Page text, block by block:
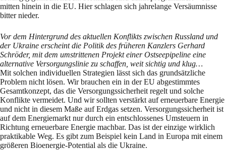
mitten hinein in die EU. Hier schlagen sich jahrelange Versäumnisse
bitter nieder.
Vor dem Hintergrund des aktuellen Konflikts zwischen Russland und
der Ukraine erscheint die Politik des früheren Kanzlers Gerhard
Schröder, mit dem umstrittenen Projekt einer Ostseepipeline eine
alternative Versorgungslinie zu schaffen, weit sichtig und klug…
Mit solchen individuellen Strategien lässt sich das grundsätzliche
Problem nicht lösen. Wir brauchen ein in der EU abgestimmtes
Gesamtkonzept, das die Versorgungssicherheit regelt und solche
Konflikte vermeidet. Und wir sollten verstärkt auf erneuerbare Energie
und nicht in diesem Maße auf Erdgas setzen. Versorgungssicherheit ist
auf dem Energiemarkt nur durch ein entschlossenes Umsteuern in
Richtung erneuerbare Energie machbar. Das ist der einzige wirklich
praktikable Weg. Es gibt zum Beispiel kein Land in Europa mit einem
größeren Bioenergie-Potential als die Ukraine.